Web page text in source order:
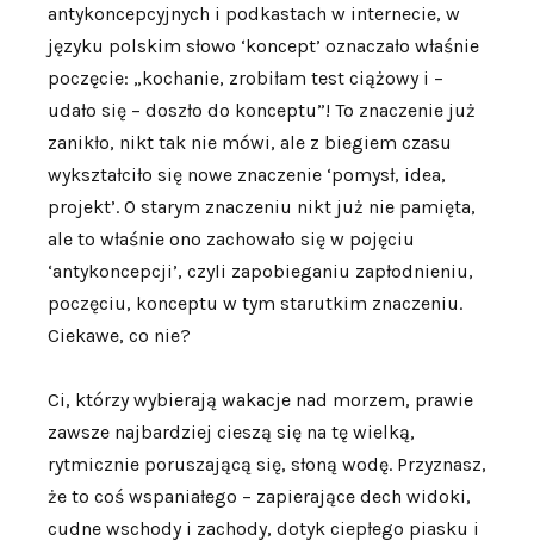
antykoncepcyjnych i podkastach w internecie, w
języku polskim słowo ‘koncept’ oznaczało właśnie
poczęcie: „kochanie, zrobiłam test ciążowy i –
udało się – doszło do konceptu”! To znaczenie już
zanikło, nikt tak nie mówi, ale z biegiem czasu
wykształciło się nowe znaczenie ‘pomysł, idea,
projekt’. O starym znaczeniu nikt już nie pamięta,
ale to właśnie ono zachowało się w pojęciu
‘antykoncepcji’, czyli zapobieganiu zapłodnieniu,
poczęciu, konceptu w tym starutkim znaczeniu.
Ciekawe, co nie?
Ci, którzy wybierają wakacje nad morzem, prawie
zawsze najbardziej cieszą się na tę wielką,
rytmicznie poruszającą się, słoną wodę. Przyznasz,
że to coś wspaniałego – zapierające dech widoki,
cudne wschody i zachody, dotyk ciepłego piasku i